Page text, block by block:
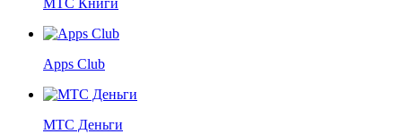
МТС Книги
Apps Club
МТС Деньги